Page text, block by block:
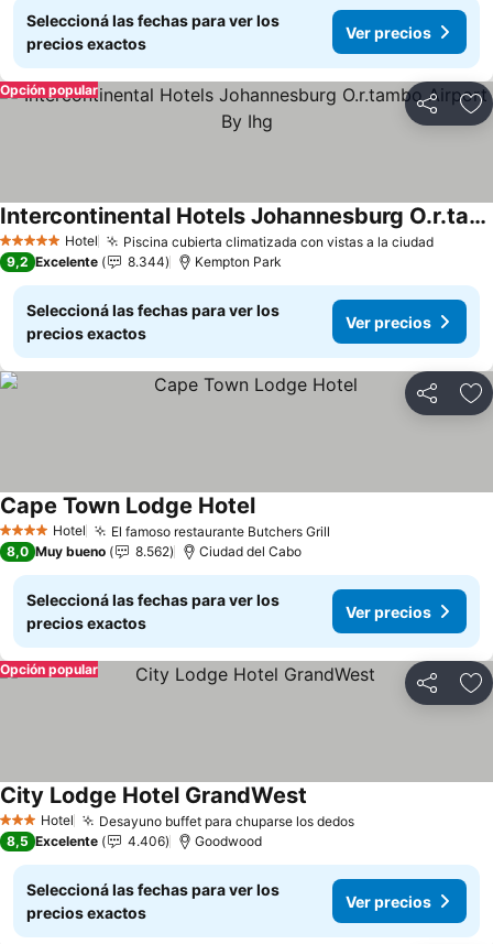
Seleccioná las fechas para ver los
precios exactos
Ver precios
Compartir
Opción popular
5 Estrellas Hotel Piscina cubierta climatizada con vistas a la ciudadVer
Intercontinental Hotels Johannesburg O.r.tambo Airport By Ihg
Ver precios
9,2 Excelente 8.344 Kempton Park
Seleccioná las fechas para ver los
precios exactos
Ver precios
Compartir
4 EstrellasHotel El famoso restaurante Butchers Grill
Cape Town Lodge HotelVer precios
8,0 Muy bueno 8.562 Ciudad del Cabo
Seleccioná las fechas para ver los
precios exactos
Ver precios
Compartir
Opción popular
3 Estrellas
Hotel Desayuno buffet para chuparse los dedosVer precios
City Lodge Hotel GrandWest
8,5 Excelente 4.406 Goodwood
Seleccioná las fechas para ver los
precios exactos
Ver precios